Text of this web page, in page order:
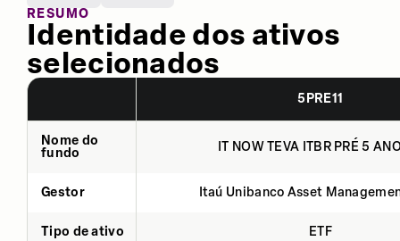
RESUMO
Identidade dos ativos
selecionados
5PRE11
Nome do
fundo
IT NOW TEVA ITBR PRÉ 5
Gestor Itaú Unibanco Asset
Tipo de ativo ETF